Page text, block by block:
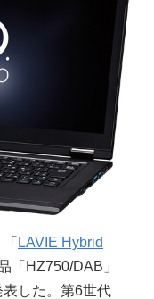
LAVIE Hybrid
「HZ750/DAB」
表した。第6世代